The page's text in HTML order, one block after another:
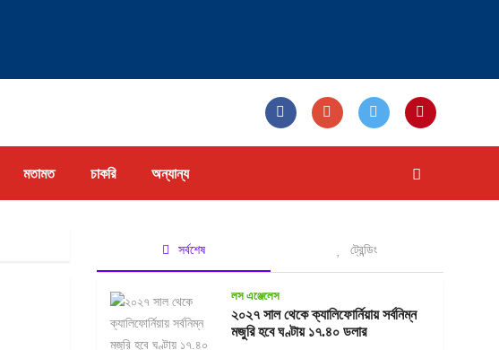
মতামত চাকরি অন্যান্য
সর্বশেষ ট্রেন্ডিং
লস এঞ্জেলেস
২০২৭ সাল থেকে ক্যালিফোর্নিয়ায় সর্বনিম্ন
মজুরি হবে ঘণ্টায় ১৭.৪০ ডলার